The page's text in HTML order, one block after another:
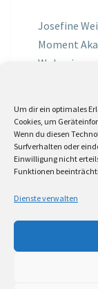
Um dir ein optimales
Cookies, um
Wenn du diesen
Surfverhalten oder
Einwilligung nicht
Funktionen
Dienste verwalten
Josefine
Moment
Podcast
MIRI IN THE
Hemingway
Mollezu
8ten